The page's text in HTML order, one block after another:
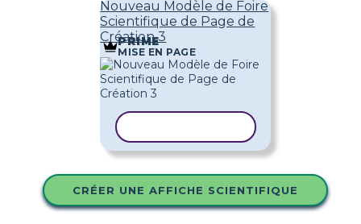
Nouveau Modèle de Foire
Scientifique de Page de
Création 3
PRIME
MISE EN PAGE
CRÉER UNE AFFICHE SCIENTIFIQUE